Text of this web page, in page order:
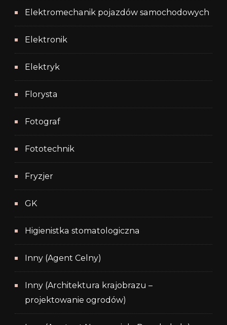
Elektromechanik pojazdów samochodowych
Elektronik
Elektryk
Florysta
Fotograf
Fototechnik
Fryzjer
GK
Higienistka stomatologiczna
Inny (Agent Celny)
Inny (Architektura krajobrazu –
projektowanie ogrodów)